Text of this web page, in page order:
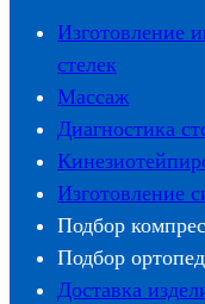
Изготовление
стелек
Массаж
Диагностика
Изготовление
Подбор
Подбор
Доставка